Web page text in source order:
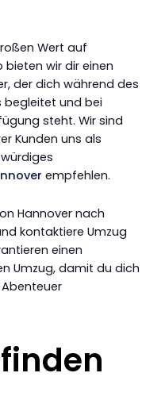
Wert auf
bieten wir dir einen
der dich während des
begleitet und bei
steht. Wir sind
Kunden uns als
empfehlen.
Hannover nach
kontaktiere Umzug
einen
Umzug, damit du dich